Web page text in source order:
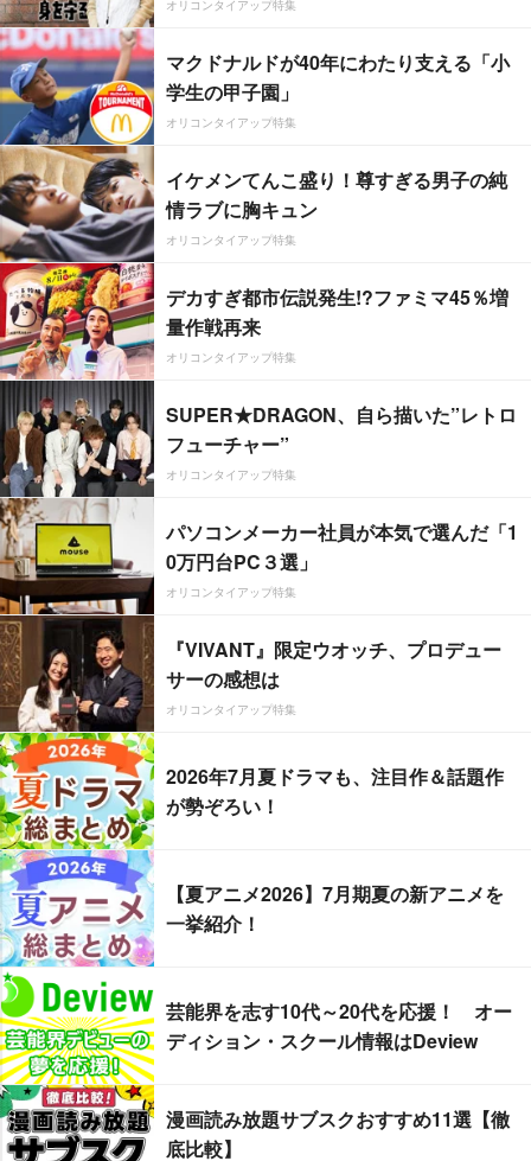
オリコンタイアップ特集
マクドナルドが40年にわたり支える「小
学生の甲子園」
オリコンタイアップ特集
イケメンてんこ盛り！尊すぎる男子の純
情ラブに胸キュン
オリコンタイアップ特集
デカすぎ都市伝説発生!?ファミマ45％増
量作戦再来
オリコンタイアップ特集
SUPER★DRAGON、自ら描いた”レトロ
フューチャー”
オリコンタイアップ特集
パソコンメーカー社員が本気で選んだ「1
0万円台PC３選」
オリコンタイアップ特集
『VIVANT』限定ウオッチ、プロデュー
サーの感想は
オリコンタイアップ特集
2026年7月夏ドラマも、注目作＆話題作
が勢ぞろい！
【夏アニメ2026】7月期夏の新アニメを
一挙紹介！
芸能界を志す10代～20代を応援！ オー
ディション・スクール情報はDeview
漫画読み放題サブスクおすすめ11選【徹
底比較】